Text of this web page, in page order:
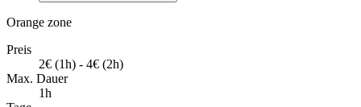
Orange zone
Preis
2€ (1h) - 4€ (2h)
Max. Dauer
1h